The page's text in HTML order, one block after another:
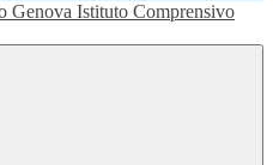
Istituto Comprensivo